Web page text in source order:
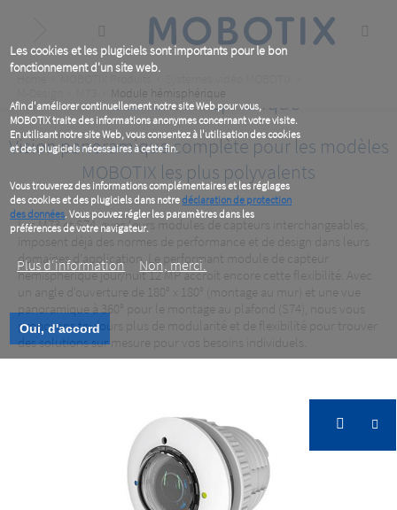
Les cookies et les plugiciels sont importants pour le bon
fonctionnement d'un site web.
Afin d'améliorer continuellement notre site Web pour vous,
MOBOTIX traite des informations anonymes concernant votre visite.
En utilisant notre site Web, vous consentez à l'utilisation des cookies
et des plugiciels nécessaires à cette fin.
Vous trouverez des informations complémentaires et les réglages
des cookies et des plugiciels dans notredéclaration de protection
des données. Vous pouvez régler les paramètres dans les
préférences de votre navigateur.
Plus d‘information Non, merci.
Oui, d'accord
content
Module hémisphérique
Module hémisphérique
Vision panoramique complète pour les modèles
MOBOTIX les plus polyvalents
Les M73 et S74, avec leurs modules de capteurs interchangeables,
imposent déjà des normes de performance et de design dans leurs
domaines d'application. Le performant module de capteur
hémisphérique jour/nuit 12 MP accroît encore cette flexibilité. Avec
un angle d'ouverture de 180° x 180° (montage au mur) et une vue
panoramique à 360° pour le montage au plafond (S74), nous vous
proposons toujours plus de modularité et de flexibilité pour trouver
des solutions sur mesure pour vos besoins individuels.